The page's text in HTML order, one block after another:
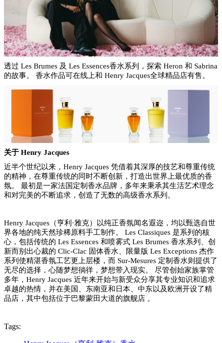
透过 Les Brumes 及 Les Essences香水系列，探索 Heron 和 Sabrina
的故事。 香水作品可在线上和 Henry Jacques全球精品店有售。
关于 Henry Jacques
近半个世纪以来， Henry Jacques 凭借着其深厚的技艺和尊重传统
的精神，在尊重传统的同时不断创新，打造出世界上最优质的香
氛。 最初是一家法国定制香水品牌，多年来秉承其生活艺术理念
和对完美的不断追求，创造了无数的高级香水系列。
Henry Jacques（亨利·雅克）以纯正香氛闻名遐迩，均以甄选自世
界各地的纯天然珍稀原料手工制作。 Les Classiques 是系列的核
心，包括传统的 Les Essences 和喷雾式 Les Brumes 香水系列、创
新而别出心裁的 Clic-Clac 固体香水、限量版 Les Exceptions 杰作
系列使精湛香氛工艺更上层楼，而 Sur-Mesures 定制香水则提供了
无尽的选择，心随梦想徜徉，梦想带入现实。 尽管创始家族掌管
多年， Henry Jacques 近年来开始与新受众分享其专业知识和追求
卓越的热情，并在美国、东南亚和日本、中东以及欧洲开设了精
品店，其中包括位于巴黎蒙田大道的旗舰店 。
Tags: